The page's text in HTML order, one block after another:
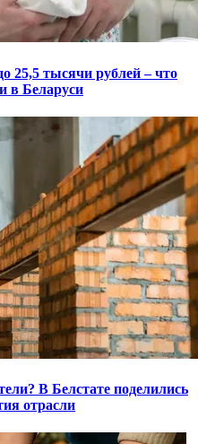
25,5 тысячи рублей – что
в Беларуси
В Белстате поделились
отрасли